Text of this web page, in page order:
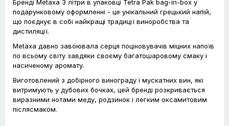
Бренді Metaxa 3 літри в упаковці Tetra Pak bag-in-box у
подарунковому оформленні - це унікальний грецький напій,
що поєднує в собі найкращі традиції виноробства та
дистиляції.
Metaxa давно завоювала серця поціновувачів міцних напоїв
по всьому світу завдяки своєму багатошаровому смаку і
насиченому аромату.
Виготовлений з добірного винограду і мускатних вин, які
витримують у дубових бочках, цей бренді розкривається
виразними нотами меду, родзинок і легким оксамитовим
післясмаком.